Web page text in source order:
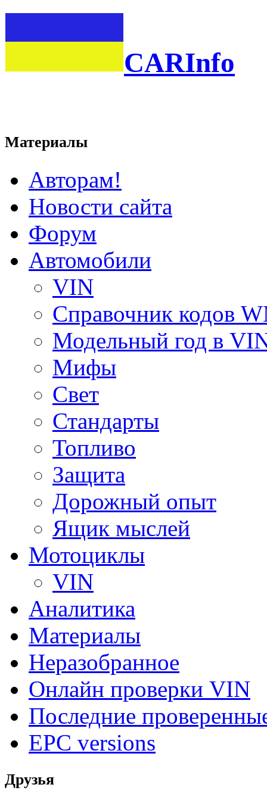
CARInfo
Материалы
Авторам!
Новости сайта
Форум
Автомобили
VIN
Справочник кодов
Модельный год в
Мифы
Свет
Стандарты
Топливо
Защита
Дорожный опыт
Ящик мыслей
Мотоциклы
VIN
Аналитика
Материалы
Неразобранное
Онлайн проверки VIN
Последние
EPC versions
Друзья